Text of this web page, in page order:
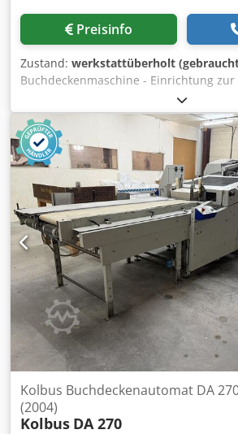
Preisinfo
Zustand: werkstattüberholt
Buchdeckenmaschine - Einrichtung
Rollenschrenz - Verarbeitung von
Viskositätssteuergerät Dksdpfx Agsv
Pappenschrenzmagazin -
Einrichtung zum Hängen und
Arbeitsgängen - Einrichtung zur
asymmetrischen Decken
Kolbus Buchdeckenautomat DA
(2004)
Kolbus DA 270